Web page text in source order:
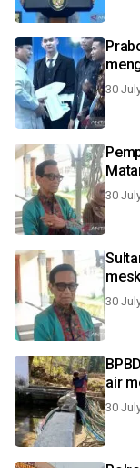
30
30
30
air
30